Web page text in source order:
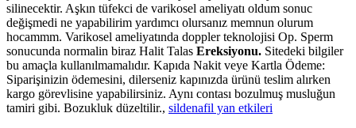
silinecektir. Aşkın tüfekci de varikosel ameliyatı oldum sonuc
değişmedi ne yapabilirim yardımcı olursanız memnun olurum
hocammm. Varikosel ameliyatında doppler teknolojisi Op. Sperm
sonucunda normalin biraz Halit Talas Ereksiyonu. Sitedeki bilgiler
bu amaçla kullanılmamalıdır. Kapıda Nakit veye Kartla Ödeme:
Siparişinizin ödemesini, dilerseniz kapınızda ürünü teslim alırken
kargo görevlisine yapabilirsiniz. Aynı contası bozulmuş musluğun
tamiri gibi. Bozukluk düzeltilir., sildenafil yan etkileri